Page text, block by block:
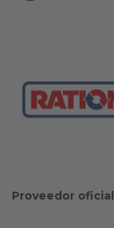
Proveedor oficial